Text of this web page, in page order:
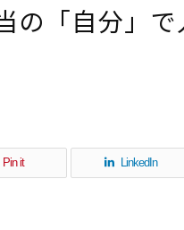
「自分」で
Pin it LinkedIn